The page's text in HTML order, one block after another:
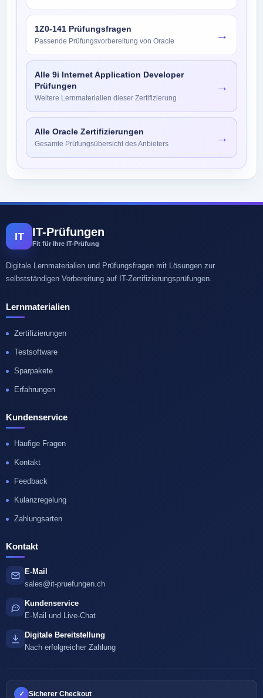
1Z0-141 Prüfungsfragen
Passende Prüfungsvorbereitung von Oracle →
Alle 9i Internet Application Developer
Prüfungen
Weitere Lernmaterialien dieser Zertifizierung
→
Alle Oracle Zertifizierungen
Gesamte Prüfungsübersicht des Anbieters →
IT IT-Prüfungen
Fit für Ihre IT-Prüfung
Digitale Lernmaterialien und Prüfungsfragen mit Lösungen zur
selbstständigen Vorbereitung auf IT-Zertifizierungsprüfungen.
Lernmaterialien
Zertifizierungen
Testsoftware
Sparpakete
Erfahrungen
Kundenservice
Häufige Fragen
Kontakt
Feedback
Kulanzregelung
Zahlungsarten
Kontakt
E-Mail
sales@it-pruefungen.ch
Kundenservice
E-Mail und Live-Chat
Digitale Bereitstellung
Nach erfolgreicher Zahlung
✓ Sicherer Checkout